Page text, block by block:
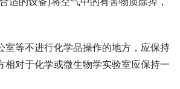
室等不进行化学品操作的地方，应保持
相对于化学或微生物学实验室应保持一